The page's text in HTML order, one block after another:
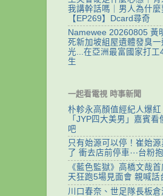
我講幹話嗎｜男人為什麼
【EP269】Dcard尋奇
Namewee 20260805 黃
死新加坡組屋遺體發臭一
光...在亞洲最富國家打工
生
一起看電視 時事新聞
朴軫永高顏值經紀人爆紅
「JYP四大美男」嘉賓看
吧
只有始源可以停！崔始
了 衝去店前停車⋯台粉
《藍色監獄》高橋文哉
天狂跑5場見面會 親喊話
川口春奈、世足隊長板倉